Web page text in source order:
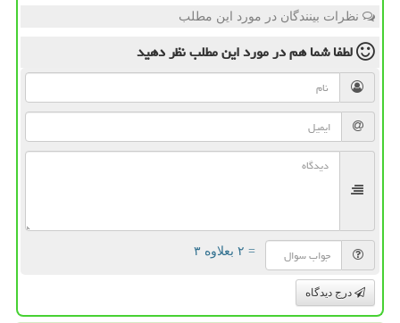
نظرات بینندگان در مورد این مطلب
لطفا شما همدر مورد این مطلبنظر دهید
= ۲ بعلاوه ۳
درج دیدگاه